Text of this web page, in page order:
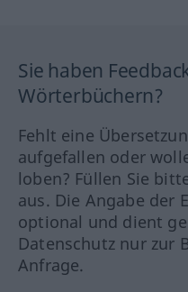
Sie haben
Wörterbüchern?
Fehlt eine
aufgefallen oder
loben? Füllen Sie
aus. Die Angabe der
optional und dient
Datenschutz nur zur
Anfrage.